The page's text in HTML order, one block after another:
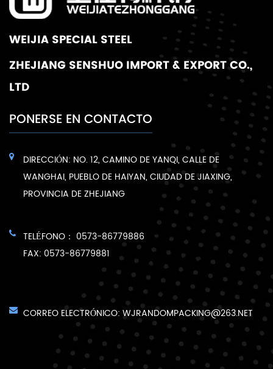
WEIJIA SPECIAL STEEL
ZHEJIANG SENSHUO IMPORT & EXPORT CO.,
LTD
PONERSE EN CONTACTO
DIRECCIÓN: NO. 12, CAMINO DE YANQI, CALLE DE
WANGHAI, PUEBLO DE HAIYAN, CIUDAD DE JIAXING,
PROVINCIA DE ZHEJIANG
TELÉFONO： 0573-86779886
FAX: 0573-86779881
CORREO ELECTRÓNICO: WJRANDOMPACKING@263.NET